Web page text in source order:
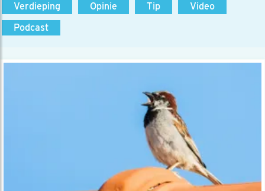
Verdieping
Opinie Tip
Video
Podcast